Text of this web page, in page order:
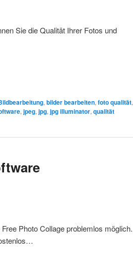
Sie die Qualität Ihrer Fotos und
, bilder bearbeiten, foto qualität,
, jpeg, jpg, jpg illuminator, qualität
Photo Collage problemlos möglich.